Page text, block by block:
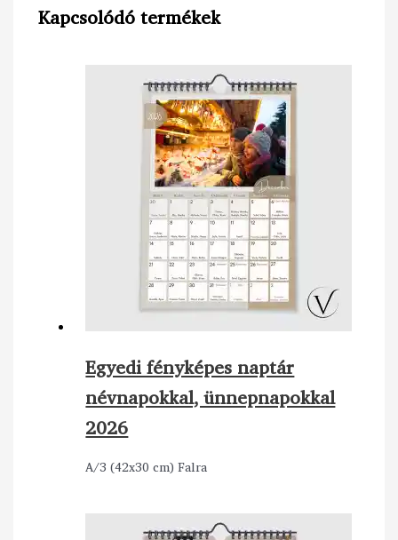
Kapcsolódó termékek
Egyedi fényképes naptár
névnapokkal, ünnepnapokkal
2026
A/3 (42x30 cm) Falra